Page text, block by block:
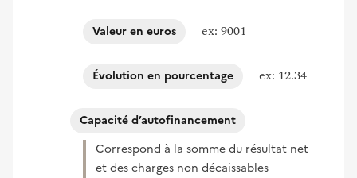
Valeur en euros ex: 9001
Évolution en pourcentage ex: 12.34
Capacité d’autofinancement
Correspond à la somme du résultat net
et des charges non décaissables